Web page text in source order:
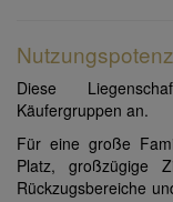
Diese
Käufergruppen an.
Für eine große
Platz, großzügige
Rückzugsbereiche